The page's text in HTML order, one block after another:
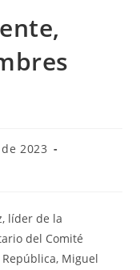
2023
líder de la
del Comité
Miguel